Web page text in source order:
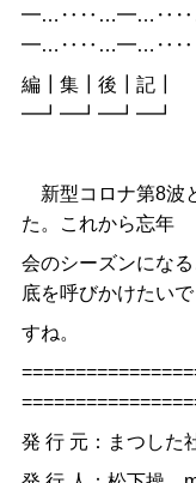
━…‥‥…━…‥‥
編┃集┃後┃記┃
━┛━┛━┛━┛
新型コロナ第8波
た。これから忘年
会のシーズンにな
底を呼びかけたいで
すね。
発 行 元：まつした